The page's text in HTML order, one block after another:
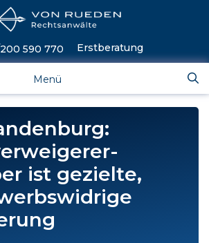
Menü
590 770 Erstberatung
ist gezielte,